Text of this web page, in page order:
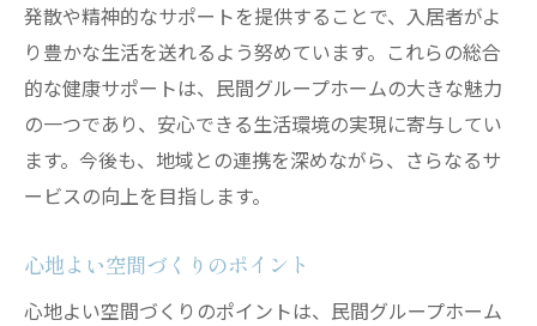
発散や精神的なサポートを提供することで、入居者がよ
り豊かな生活を送れるよう努めています。これらの総合
的な健康サポートは、民間グループホームの大きな魅力
の一つであり、安心できる生活環境の実現に寄与してい
ます。今後も、地域との連携を深めながら、さらなるサ
ービスの向上を目指します。
心地よい空間づくりのポイント
心地よい空間づくりのポイントは、民間グループホーム